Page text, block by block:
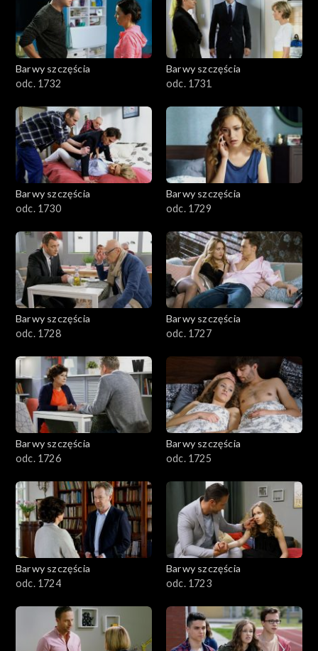
Barwy szczęścia
odc. 1732
Barwy szczęścia
odc. 1731
Barwy szczęścia
odc. 1730
Barwy szczęścia
odc. 1729
Barwy szczęścia
odc. 1728
Barwy szczęścia
odc. 1727
Barwy szczęścia
odc. 1726
Barwy szczęścia
odc. 1725
Barwy szczęścia
odc. 1724
Barwy szczęścia
odc. 1723